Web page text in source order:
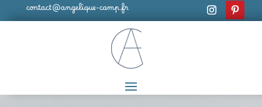
contact@angelique-camp.fr